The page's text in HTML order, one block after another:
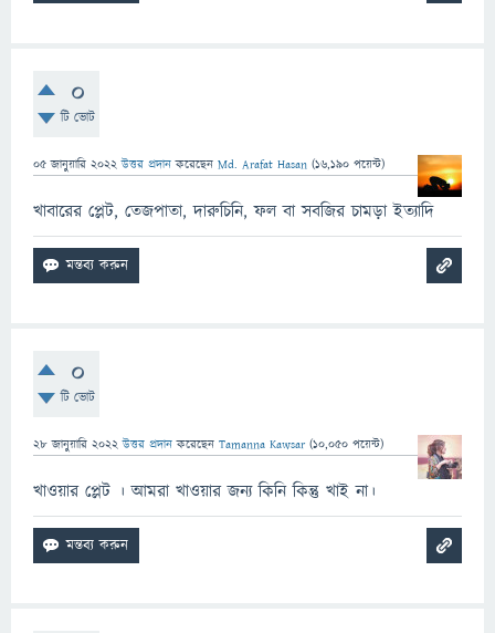
0
টি ভোট
05 জানুয়ারি 2022 উত্তর প্রদান করেছেন Md. Arafat Hasan (16,190 পয়েন্ট)
খাবারের প্লেট, তেজপাতা, দারুচিনি, ফল বা সবজির চামড়া ইত্যাদি
0
টি ভোট
28 জানুয়ারি 2022 উত্তর প্রদান করেছেন Tamanna Kawsar (10,050 পয়েন্ট)
খাওয়ার প্লেট । আমরা খাওয়ার জন্য কিনি কিন্তু খাই না।